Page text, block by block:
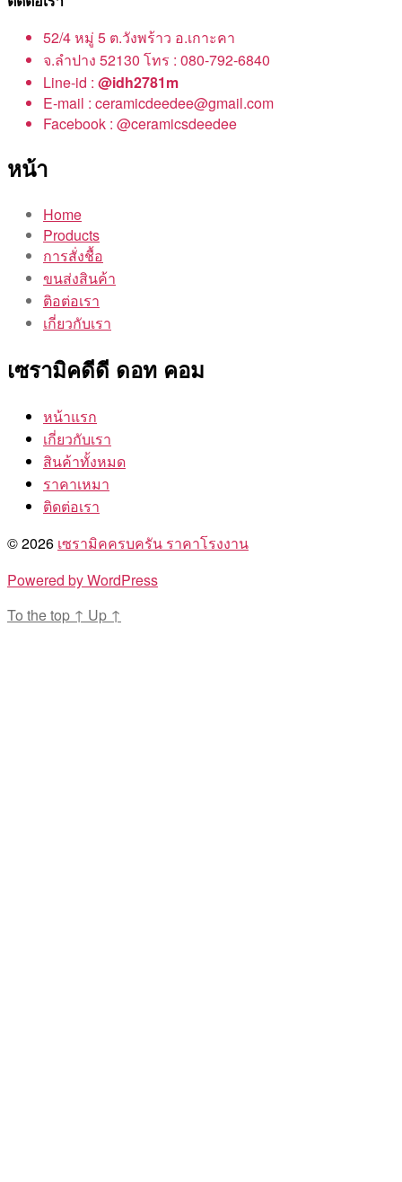
52/4 หมู่ 5 ต.วังพร้าว อ.เกาะคา
จ.ลำปาง 52130 โทร : 080-792-6840
Line-id : @idh2781m
E-mail : ceramicdeedee@gmail.com
Facebook : @ceramicsdeedee
หน้า
Home
Products
การสั่งชื้อ
ขนส่งสินค้า
ติอต่อเรา
เกี่ยวกับเรา
เซรามิคดีดี ดอท คอม
หน้าแรก
เกี่ยวกับเรา
สินค้าทั้งหมด
ราคาเหมา
ติดต่อเรา
© 2026 เซรามิคครบครัน ราคาโรงงาน
Powered by WordPress
To the top ↑ Up ↑